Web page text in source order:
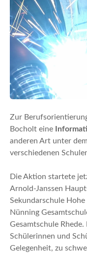
Zur
Bocholt eine
anderen Art unter
verschiedenen
Die Aktion startete
Arnold-Janssen
Sekundarschule
Nünning
Gesamtschule
Schülerinnen und
Gelegenheit, zu